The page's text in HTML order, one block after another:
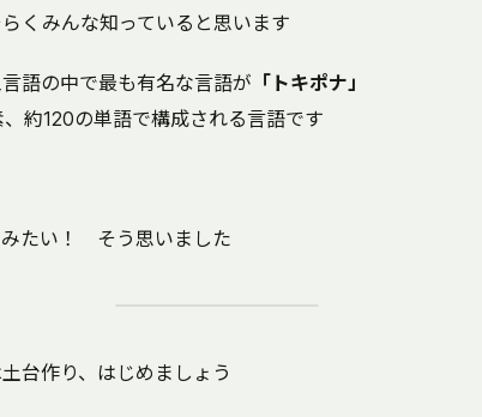
くみんな知っていると思います
語の中で最も有名な言語が 「トキポナ」
約120の単語で構成される言語です
たい！ そう思いました
台作り、はじめましょう